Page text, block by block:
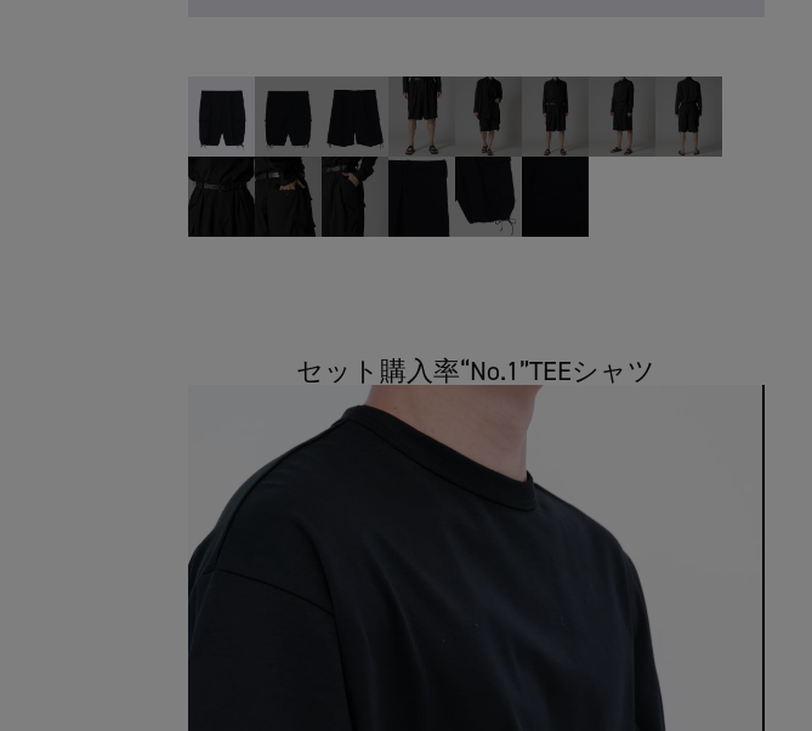
セット購入率“No.1”TEEシャツ